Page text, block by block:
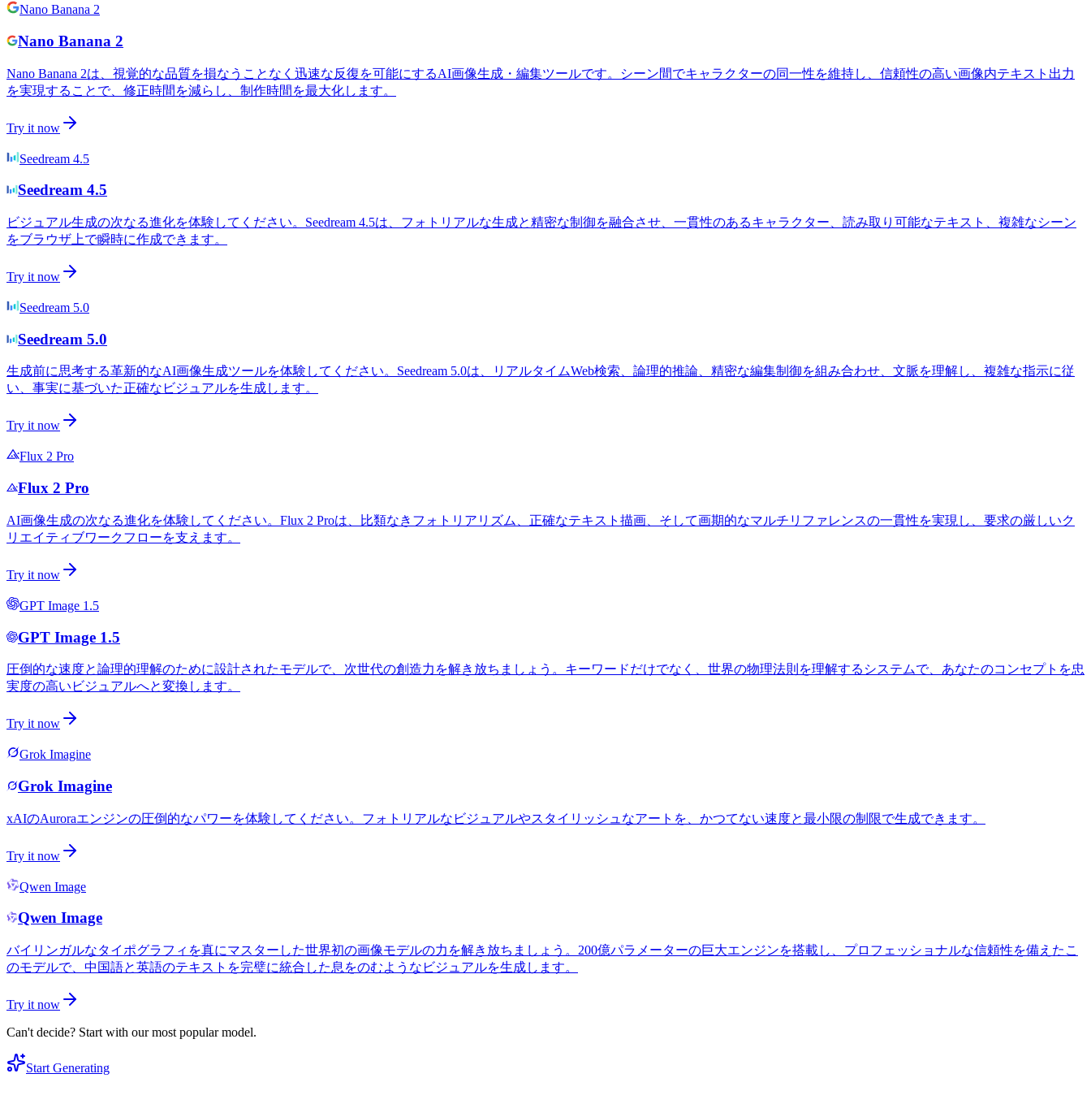
Nano Banana 2
Nano Banana 2
Nano Banana 2は、視覚的な品質を損なうことなく迅速な反復を可能にするAI画像生成・編集ツールです。シーン間でキャラクターの同一性を維持し、信頼性の高い画像内テキスト出力
を実現することで、修正時間を減らし、制作時間を最大化します。
Try it now
Seedream 4.5
Seedream 4.5
ビジュアル生成の次なる進化を体験してください。Seedream 4.5は、フォトリアルな生成と精密な制御を融合させ、一貫性のあるキャラクター、読み取り可能なテキスト、複雑なシーン
をブラウザ上で瞬時に作成できます。
Try it now
Seedream 5.0
Seedream 5.0
生成前に思考する革新的なAI画像生成ツールを体験してください。Seedream 5.0は、リアルタイムWeb検索、論理的推論、精密な編集制御を組み合わせ、文脈を理解し、複雑な指示に従
い、事実に基づいた正確なビジュアルを生成します。
Try it now
Flux 2 Pro
Flux 2 Pro
AI画像生成の次なる進化を体験してください。Flux 2 Proは、比類なきフォトリアリズム、正確なテキスト描画、そして画期的なマルチリファレンスの一貫性を実現し、要求の厳しいク
リエイティブワークフローを支えます。
Try it now
GPT Image 1.5
GPT Image 1.5
圧倒的な速度と論理的理解のために設計されたモデルで、次世代の創造力を解き放ちましょう。キーワードだけでなく、世界の物理法則を理解するシステムで、あなたのコンセプトを忠
実度の高いビジュアルへと変換します。
Try it now
Grok Imagine
Grok Imagine
xAIのAuroraエンジンの圧倒的なパワーを体験してください。フォトリアルなビジュアルやスタイリッシュなアートを、かつてない速度と最小限の制限で生成できます。
Try it now
Qwen Image
Qwen Image
バイリンガルなタイポグラフィを真にマスターした世界初の画像モデルの力を解き放ちましょう。200億パラメーターの巨大エンジンを搭載し、プロフェッショナルな信頼性を備えたこ
のモデルで、中国語と英語のテキストを完璧に統合した息をのむようなビジュアルを生成します。
Try it now
Can't decide? Start with our most popular model.
Start Generating